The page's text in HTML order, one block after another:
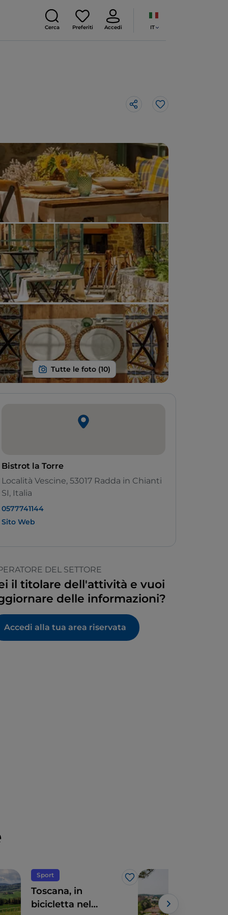
Cerca Preferiti Accedi IT
Like
Bistrot la Torre
Località Vescine, 53017 Radda in Chianti
SI, Italia
0577741144
Sito Web
DEL SETTORE
il titolare dell'attività e vuoi
delle informazioni?
Accedi alla tua area riservata
Sport
Like
Toscana, in
bicicletta nel